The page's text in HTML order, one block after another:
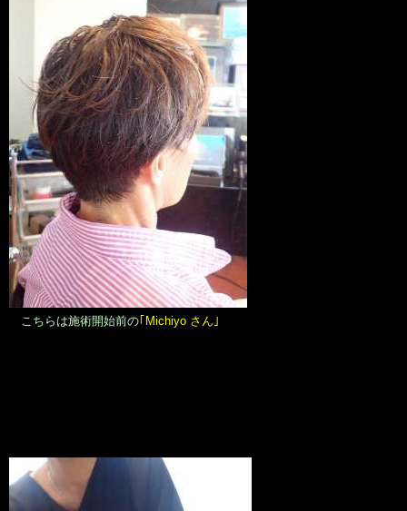
こちらは施術開始前の｢Michiyo さん｣